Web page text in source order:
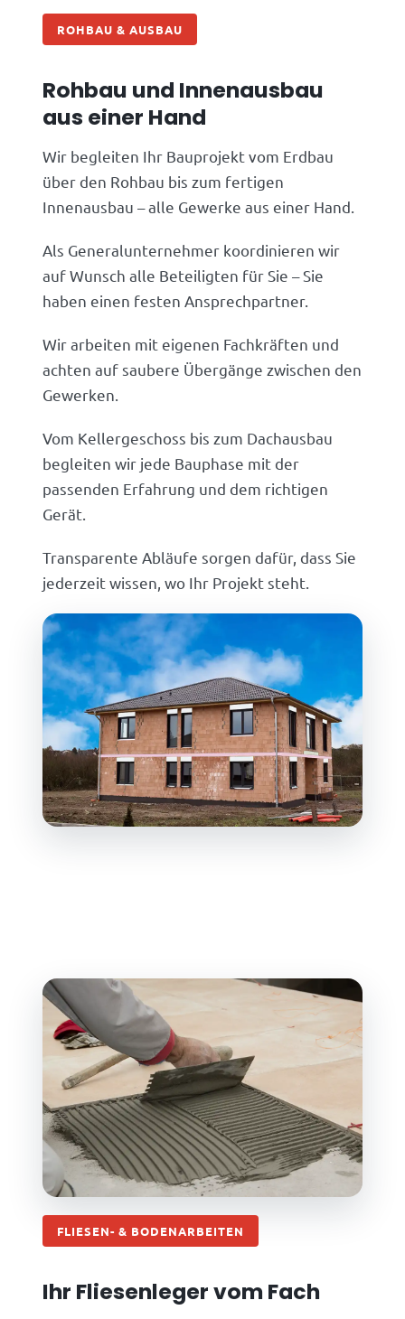
ROHBAU & AUSBAU
Rohbau und Innenausbau
aus einer Hand
Wir begleiten Ihr Bauprojekt vom Erdbau
über den Rohbau bis zum fertigen
Innenausbau – alle Gewerke aus einer Hand.
Als Generalunternehmer koordinieren wir
auf Wunsch alle Beteiligten für Sie – Sie
haben einen festen Ansprechpartner.
Wir arbeiten mit eigenen Fachkräften und
achten auf saubere Übergänge zwischen den
Gewerken.
Vom Kellergeschoss bis zum Dachausbau
begleiten wir jede Bauphase mit der
passenden Erfahrung und dem richtigen
Gerät.
Transparente Abläufe sorgen dafür, dass Sie
jederzeit wissen, wo Ihr Projekt steht.
FLIESEN- & BODENARBEITEN
Ihr Fliesenleger vom Fach